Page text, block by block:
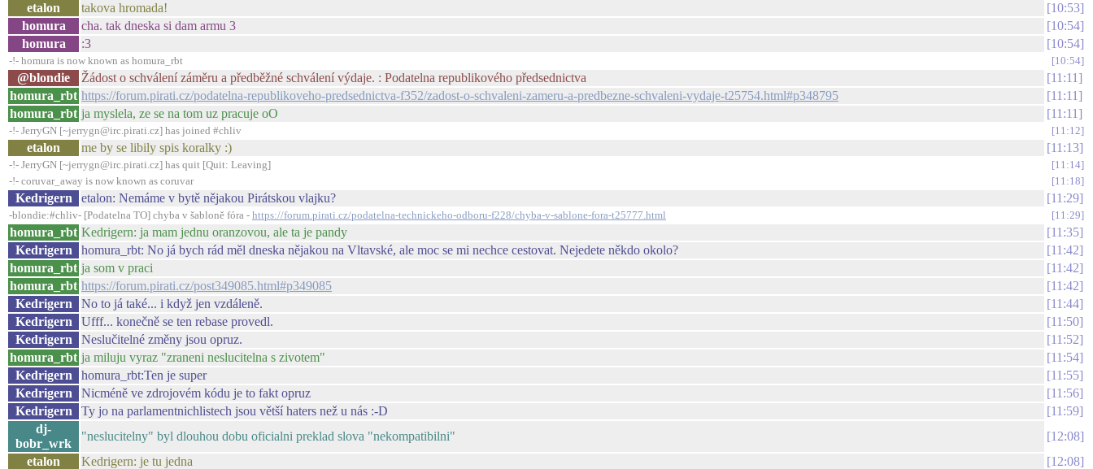
etalon
takova hromada!
10:53
homura
cha. tak dneska si dam armu 3
10:54
homura
:3 10:54
-!- homura is now known as homura_rbt 10:54
@blondie Žádost o schválení záměru a předběžné schválení výdaje. : Podatelna republikového předsednictva
11:11
homura_rbt https://forum.pirati.cz/podatelna-republikoveho-predsednictva-f352/zadost-o-schvaleni-zameru-a-predbezne-schvaleni-vydaje-t25754.html#p348795
11:11
homura_rbt ja myslela, ze se na tom uz pracuje oO 11:11
-!- JerryGN [~jerrygn@irc.pirati.cz] has joined #chliv 11:12
etalon me by se libily spis koralky :) 11:13
-!- JerryGN [~jerrygn@irc.pirati.cz] has quit [Quit: Leaving]
11:14
-!- coruvar_away is now known as coruvar
11:18
Kedrigern etalon: Nemáme v bytě nějakou Pirátskou vlajku? 11:29
-blondie:#chliv- [Podatelna TO] chyba v šabloně fóra - https://forum.pirati.cz/podatelna-technickeho-odboru-f228/chyba-v-sablone-fora-t25777.html 11:29
homura_rbt Kedrigern: ja mam jednu oranzovou, ale ta je pandy
11:35
Kedrigern
homura_rbt: No já bych rád měl dneska nějakou na Vltavské, ale moc se mi nechce cestovat. Nejedete někdo okolo?
11:42
homura_rbt ja som v praci
11:42
homura_rbt https://forum.pirati.cz/post349085.html#p349085
11:42
Kedrigern
No to já také... i když jen vzdáleně.
11:44
Kedrigern
Ufff... konečně se ten rebase provedl.
11:50
Kedrigern
Neslučitelné změny jsou opruz.
11:52
homura_rbt ja miluju vyraz "zraneni neslucitelna s zivotem"
11:54
Kedrigern
homura_rbt:Ten je super
11:55
Kedrigern
Nicméně ve zdrojovém kódu je to fakt opruz
11:56
Kedrigern
Ty jo na parlamentnichlistech jsou větší haters než u nás :-D
11:59
dj-
bobr_wrk
"neslucitelny" byl dlouhou dobu oficialni preklad slova "nekompatibilni"
12:08
etalon
Kedrigern: je tu jedna
12:08